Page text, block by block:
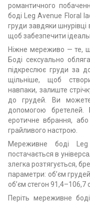
романтичного
боді Leg Avenue Floral
груди завдяки шнурівці
щоб забезпечити
Ніжне мереживо — те,
Боді сексуально
підкреслює груди за
щільніше, щоб
навпаки, залиште
до грудей. Ви
допомогою бретелей.
еротичне вбрання,
грайливого настрою.
Мереживне боді
постачається в
злегка розтягується,
параметри: об’єм
об’єм стегон 91,4–106,7
Періть мереживне